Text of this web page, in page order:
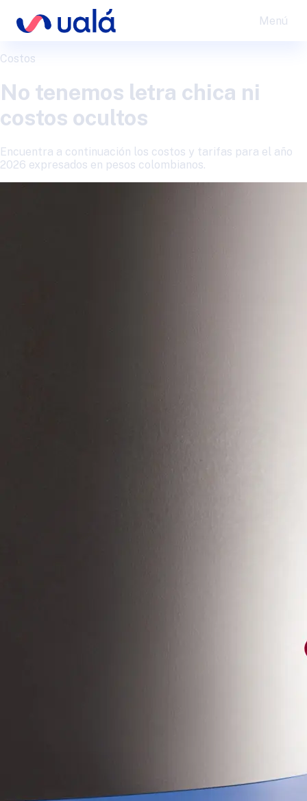
Menú
Costos
No tenemos letra chica ni
costos ocultos
Encuentra a continuación los costos y tarifas para el año
2026 expresados en pesos colombianos.